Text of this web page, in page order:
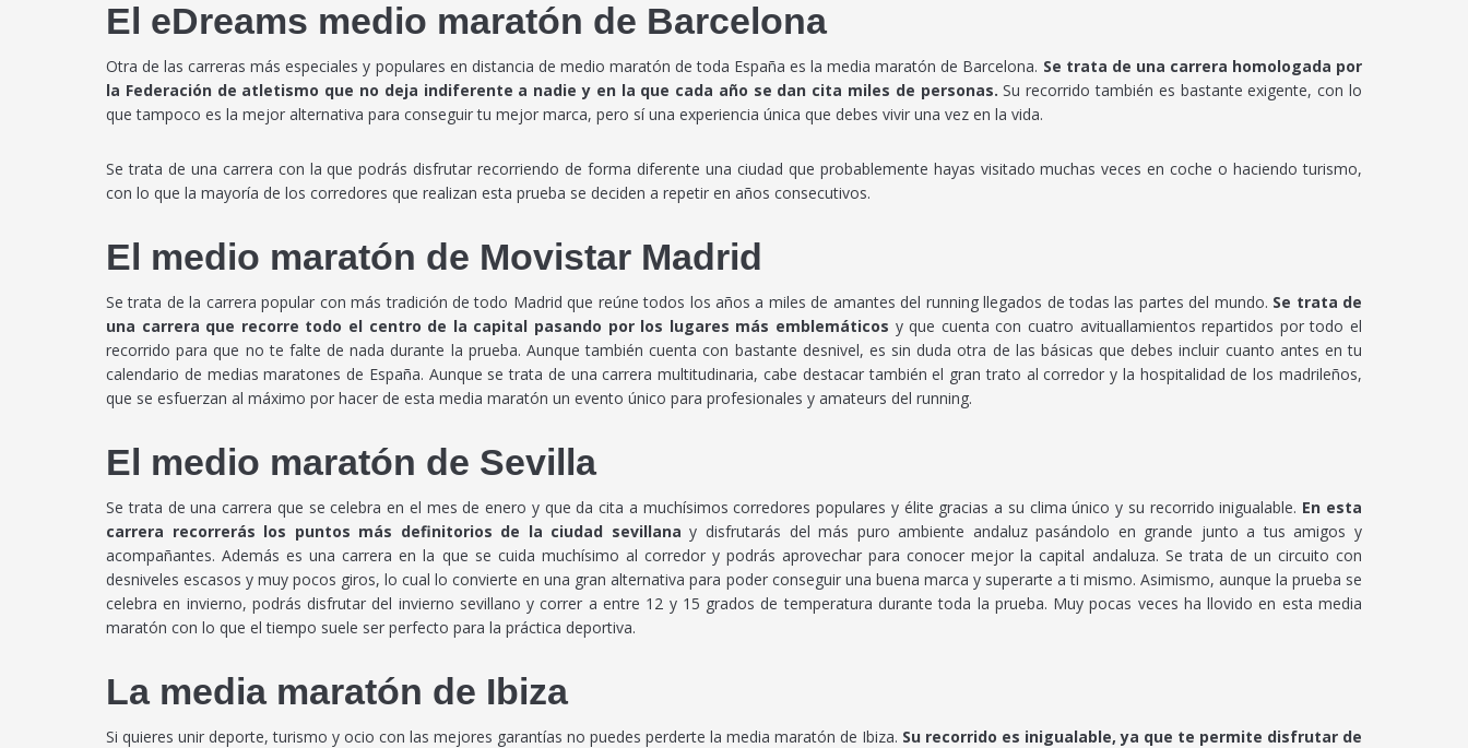
El eDreams medio maratón de Barcelona
Otra de las carreras más especiales y populares en distancia de medio maratón de toda España es la media maratón de Barcelona. Se trata de una carrera homologada por
la Federación de atletismo que no deja indiferente a nadie y en la que cada año se dan cita miles de personas. Su recorrido también es bastante exigente, con lo
que tampoco es la mejor alternativa para conseguir tu mejor marca, pero sí una experiencia única que debes vivir una vez en la vida.
Se trata de una carrera con la que podrás disfrutar recorriendo de forma diferente una ciudad que probablemente hayas visitado muchas veces en coche o haciendo turismo,
con lo que la mayoría de los corredores que realizan esta prueba se deciden a repetir en años consecutivos.
El medio maratón de Movistar Madrid
Se trata de la carrera popular con más tradición de todo Madrid que reúne todos los años a miles de amantes del running llegados de todas las partes del mundo. Se trata de
una carrera que recorre todo el centro de la capital pasando por los lugares más emblemáticos y que cuenta con cuatro avituallamientos repartidos por todo el
recorrido para que no te falte de nada durante la prueba. Aunque también cuenta con bastante desnivel, es sin duda otra de las básicas que debes incluir cuanto antes en tu
calendario de medias maratones de España. Aunque se trata de una carrera multitudinaria, cabe destacar también el gran trato al corredor y la hospitalidad de los madrileños,
que se esfuerzan al máximo por hacer de esta media maratón un evento único para profesionales y amateurs del running.
El medio maratón de Sevilla
Se trata de una carrera que se celebra en el mes de enero y que da cita a muchísimos corredores populares y élite gracias a su clima único y su recorrido inigualable. En esta
carrera recorrerás los puntos más definitorios de la ciudad sevillana y disfrutarás del más puro ambiente andaluz pasándolo en grande junto a tus amigos y
acompañantes. Además es una carrera en la que se cuida muchísimo al corredor y podrás aprovechar para conocer mejor la capital andaluza. Se trata de un circuito con
desniveles escasos y muy pocos giros, lo cual lo convierte en una gran alternativa para poder conseguir una buena marca y superarte a ti mismo. Asimismo, aunque la prueba se
celebra en invierno, podrás disfrutar del invierno sevillano y correr a entre 12 y 15 grados de temperatura durante toda la prueba. Muy pocas veces ha llovido en esta media
maratón con lo que el tiempo suele ser perfecto para la práctica deportiva.
La media maratón de Ibiza
Si quieres unir deporte, turismo y ocio con las mejores garantías no puedes perderte la media maratón de Ibiza. Su recorrido es inigualable, ya que te permite disfrutar de